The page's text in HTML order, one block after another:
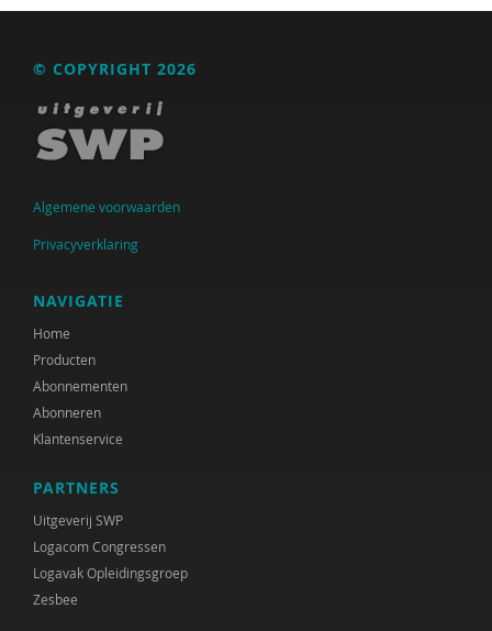
© COPYRIGHT 2026
Algemene voorwaarden
Privacyverklaring
NAVIGATIE
Home
Producten
Abonnementen
Abonneren
Klantenservice
PARTNERS
Uitgeverij SWP
Logacom Congressen
Logavak Opleidingsgroep
Zesbee